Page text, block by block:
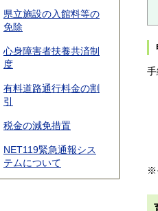
県立施設の入館料等の
免除
心身障害者扶養共済制
度
有料道路通行料金の割
引
税金の減免措置
NET119緊急通報シス
テムについて
※